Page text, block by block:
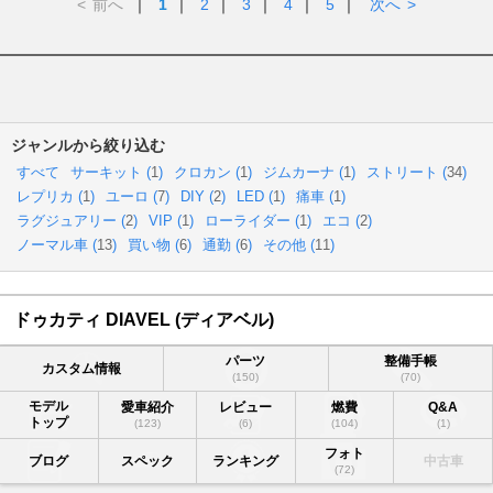
< 前へ 1 2 3 4 5 次へ >
ジャンルから絞り込む
すべて サーキット (1) クロカン (1) ジムカーナ (1) ストリート (34)
レプリカ (1) ユーロ (7) DIY (2) LED (1) 痛車 (1)
ラグジュアリー (2) VIP (1) ローライダー (1) エコ (2)
ノーマル車 (13) 買い物 (6) 通勤 (6) その他 (11)
ドゥカティ DIAVEL (ディアベル)
カスタム情報 パーツ
(150)
整備手帳
(70)
モデル
トップ
愛車紹介
(123)
レビュー
(6)
燃費
(104)
Q&A
(1)
ブログ スペック ランキング フォト
(72)
中古車